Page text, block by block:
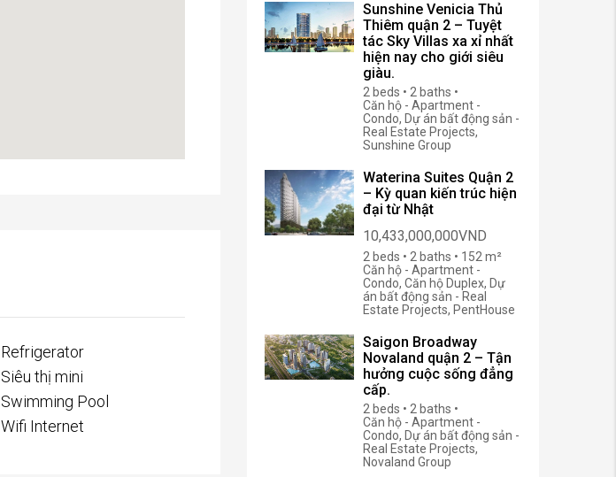
Refrigerator
Siêu thị mini
Swimming Pool
Wifi Internet
Sunshine Venicia Thủ
Thiêm quận 2 – Tuyệt
tác Sky Villas xa xỉ nhất
hiện nay cho giới siêu
giàu.
2 beds • 2 baths •
Căn hộ - Apartment -
Condo, Dự án bất động sản -
Real Estate Projects,
Sunshine Group
Waterina Suites Quận 2
– Kỳ quan kiến trúc hiện
đại từ Nhật
10,433,000,000VND
2 beds • 2 baths • 152 m²
Căn hộ - Apartment -
Condo, Căn hộ Duplex, Dự
án bất động sản - Real
Estate Projects, PentHouse
Saigon Broadway
Novaland quận 2 – Tận
hưởng cuộc sống đẳng
cấp.
2 beds • 2 baths •
Căn hộ - Apartment -
Condo, Dự án bất động sản -
Real Estate Projects,
Novaland Group